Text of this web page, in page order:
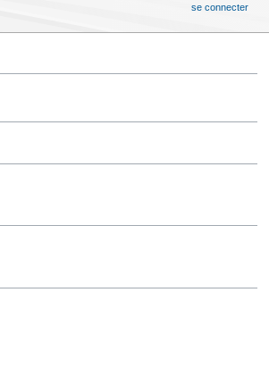
se connecter